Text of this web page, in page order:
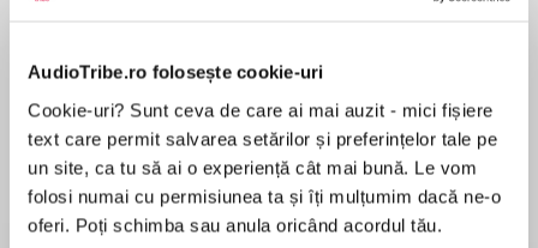
AudioTribe.ro folosește cookie-uri
Cookie-uri? Sunt ceva de care ai mai auzit - mici fișiere
text care permit salvarea setărilor și preferințelor tale pe
un site, ca tu să ai o experiență cât mai bună. Le vom
folosi numai cu permisiunea ta și îți mulțumim dacă ne-o
oferi. Poți schimba sau anula oricând acordul tău.
Despre carte
A handsome, commemorative edition of Peter
F. Drucker’s timeless classic work on leadership
and management, with a foreword by Jim
Collins.